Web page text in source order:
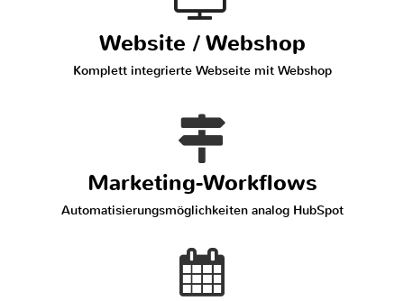
Website / Webshop
Komplett integrierte Webseite mit Webshop
Marketing-Workflows
Automatisierungsmöglichkeiten analog HubSpot